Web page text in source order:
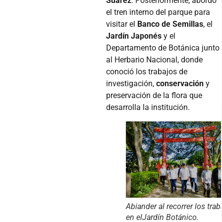
el tren interno del parque para
visitar el Banco de Semillas, el
Jardín Japonés y el
Departamento de Botánica junto
al Herbario Nacional, donde
conoció los trabajos de
investigación,conservación y
preservación de la flora que
desarrolla la institución.
Abiander al recorrer los
en elJardín Botánico.